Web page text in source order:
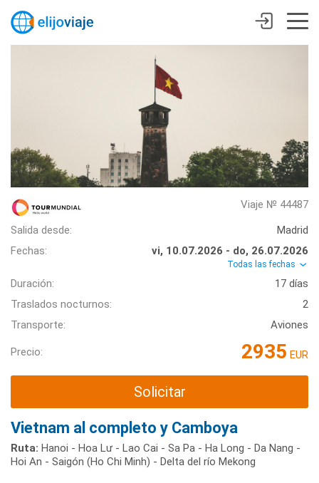
Viaje № 44487
Salida desde:
Madrid
Fechas:
vi, 10.07.2026 - do, 26.07.2026
Todas las fechas
Duración:
17 días
Traslados nocturnos:
2
Transporte:
Aviones
Precio: 2935 EUR
Solicitar
Vietnam al completo y Camboya
Ruta: Hanoi - Hoa Lư - Lao Cai - Sa Pa - Ha Long - Da Nang -
Hoi An - Saigón (Ho Chi Minh) - Delta del río Mekong